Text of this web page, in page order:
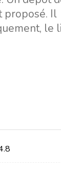
proposé. Il
le